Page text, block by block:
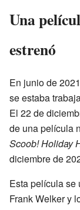
Una
estrenó
En junio de
se estaba
El 22 de
de una película
Scoob! Holiday
diciembre de
Esta película se
Frank Welker y